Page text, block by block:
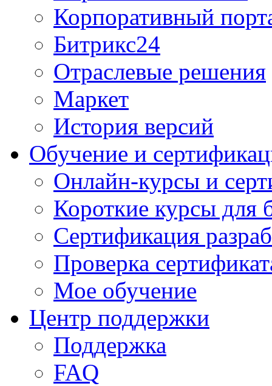
Корпоративный
Битрикс24
Отраслевые решения
Маркет
История версий
Обучение и
Онлайн-курсы и
Короткие курсы для
Сертификация
Проверка
Мое обучение
Центр поддержки
Поддержка
FAQ